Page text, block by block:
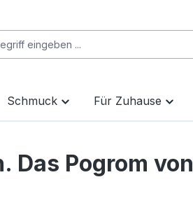
Schmuck Für Zuhause
Das Pogrom von